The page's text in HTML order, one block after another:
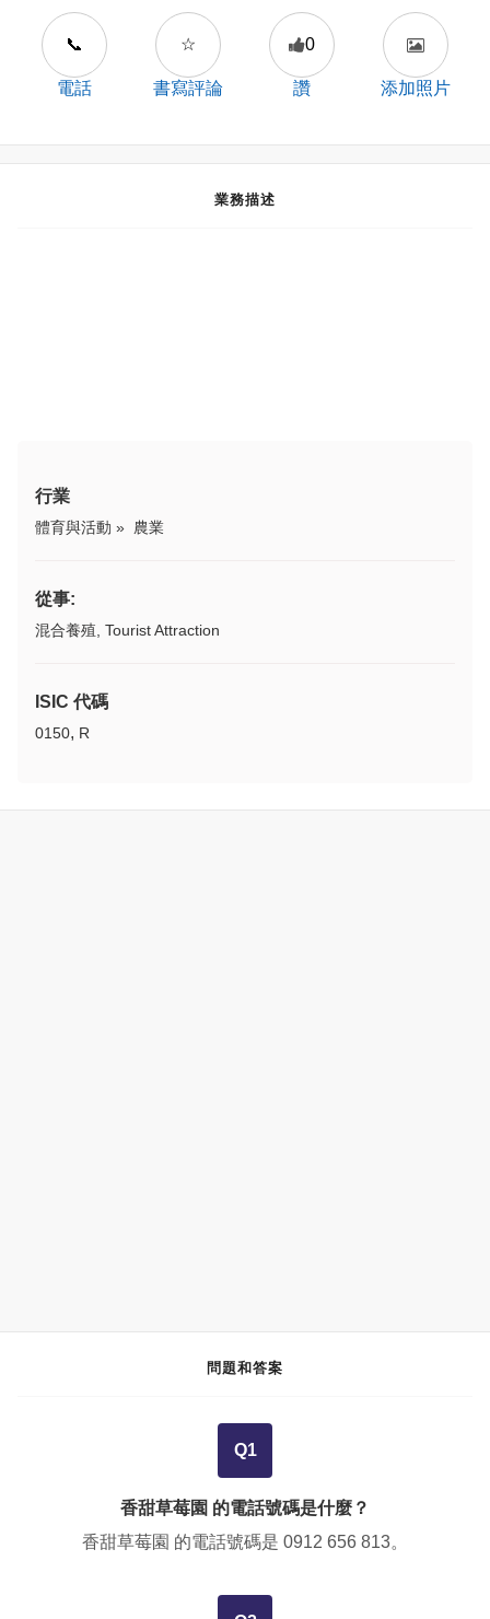
📞
電話
☆
書寫評論
0
讚 添加照片
業務描述
行業
體育與活動 » 農業
從事:
混合養殖, Tourist Attraction
ISIC 代碼
0150, R
問題和答案
Q1
香甜草莓園 的電話號碼是什麼？
香甜草莓園 的電話號碼是 0912 656 813。